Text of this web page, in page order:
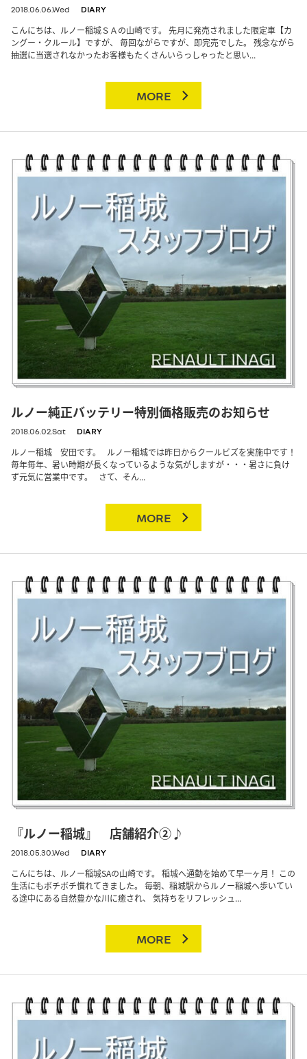
2018.06.06.Wed DIARY
こんにちは、ルノー稲城ＳＡの山崎です。 先月に発売されました限定車【カ
ングー・クルール】ですが、 毎回ながらですが、即完売でした。 残念ながら
抽選に当選されなかったお客様もたくさんいらっしゃったと思い...
MORE
ルノー純正バッテリー特別価格販売のお知らせ
2018.06.02.Sat DIARY
ルノー稲城 安田です。 ルノー稲城では昨日からクールビズを実施中です！
毎年毎年、暑い時期が長くなっているような気がしますが・・・暑さに負け
ず元気に営業中です。 さて、そん...
MORE
『ルノー稲城』 店舗紹介②♪
2018.05.30.Wed DIARY
こんにちは、ルノー稲城SAの山崎です。 稲城へ通勤を始めて早一ヶ月！ この
生活にもボチボチ慣れてきました。 毎朝、稲城駅からルノー稲城へ歩いてい
る途中にある自然豊かな川に癒され、 気持ちをリフレッシュ...
MORE